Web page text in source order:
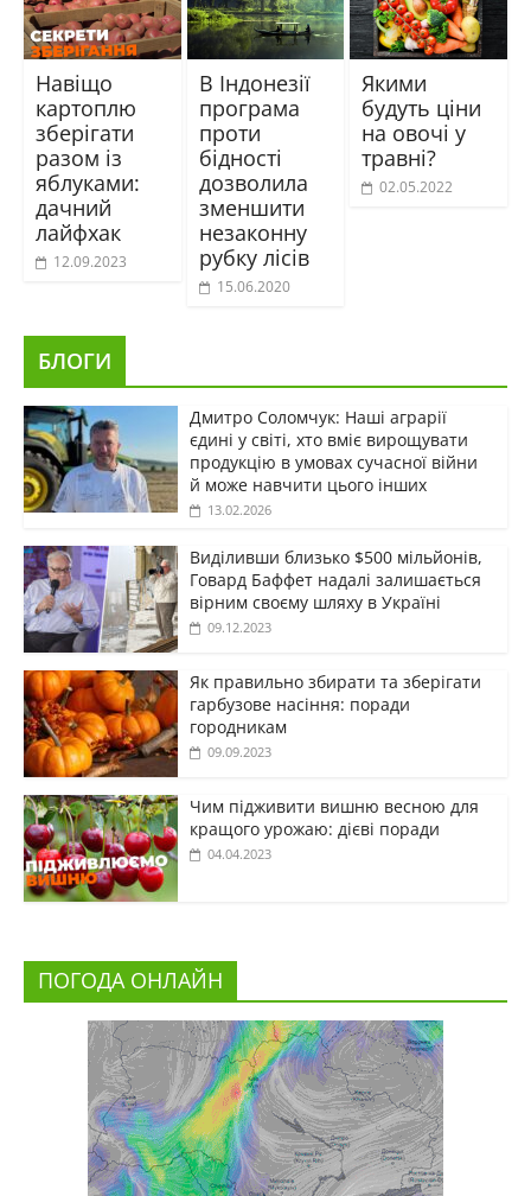
Навіщо
картоплю
зберігати
разом із
яблуками:
дачний
лайфхак
12.09.2023
В Індонезії
програма
проти
бідності
дозволила
зменшити
незаконну
рубку лісів
15.06.2020
Якими
будуть ціни
на овочі у
травні?
02.05.2022
БЛОГИ
Дмитро Соломчук: Наші аграрії
єдині у світі, хто вміє вирощувати
продукцію в умовах сучасної війни
й може навчити цього інших
13.02.2026
Виділивши близько $500 мільйонів,
Говард Баффет надалі залишається
вірним своєму шляху в Україні
09.12.2023
Як правильно збирати та зберігати
гарбузове насіння: поради
городникам
09.09.2023
Чим підживити вишню весною для
кращого урожаю: дієві поради
04.04.2023
ПОГОДА ОНЛАЙН